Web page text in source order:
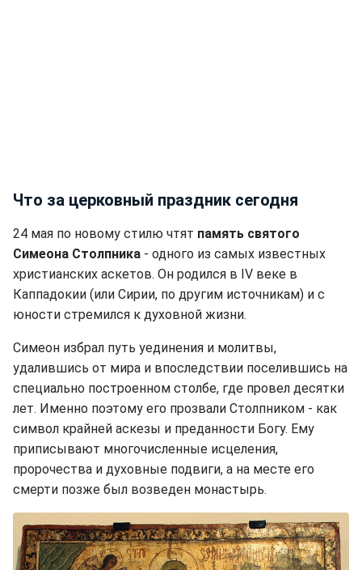
Что за церковный праздник сегодня
24 мая по новому стилю чтят память святого
Симеона Столпника - одного из самых известных
христианских аскетов. Он родился в IV веке в
Каппадокии (или Сирии, по другим источникам) и с
юности стремился к духовной жизни.
Симеон избрал путь уединения и молитвы,
удалившись от мира и впоследствии поселившись на
специально построенном столбе, где провел десятки
лет. Именно поэтому его прозвали Столпником - как
символ крайней аскезы и преданности Богу. Ему
приписывают многочисленные исцеления,
пророчества и духовные подвиги, а на месте его
смерти позже был возведен монастырь.